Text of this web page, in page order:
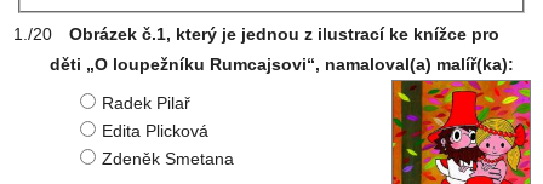
Obrázek č.1, který je jednou z ilustrací ke knížce pro
děti „O loupežníku Rumcajsovi“, namaloval(a) malíř(ka):
Radek Pilař
Edita Plicková
Zdeněk Smetana